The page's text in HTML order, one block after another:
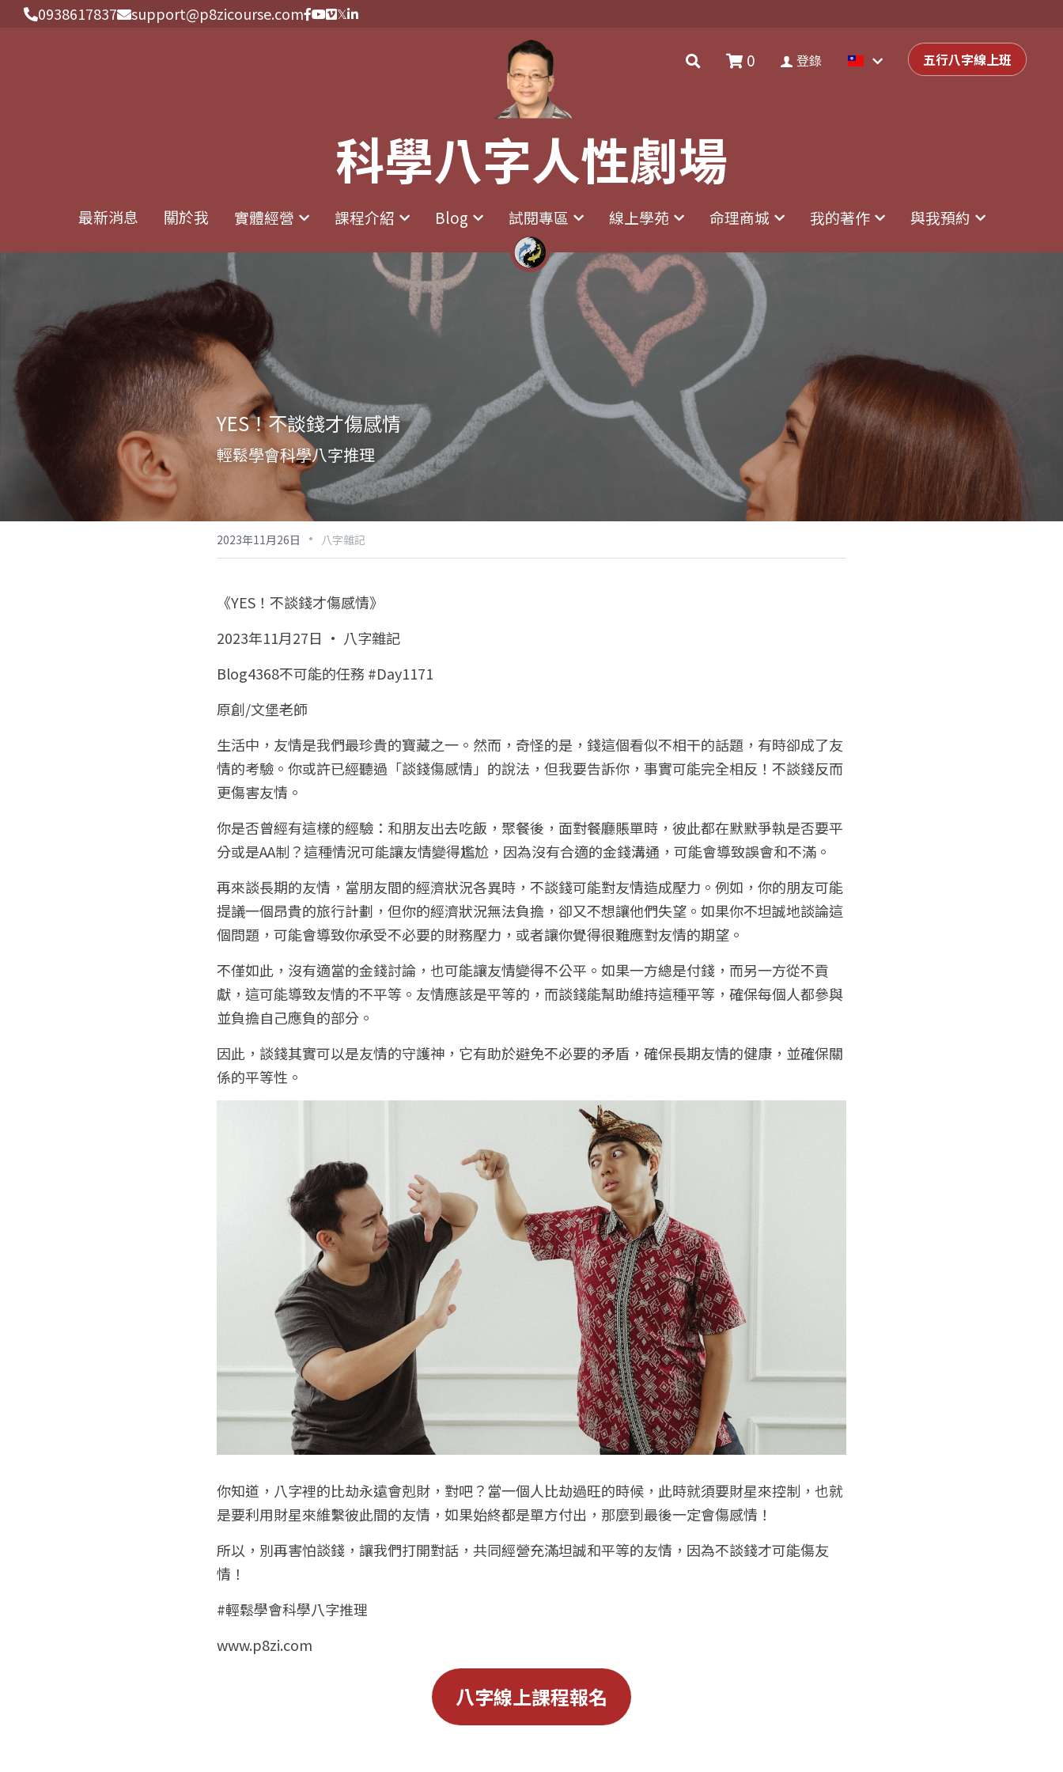
0938617837 support@p8zicourse.com
科學八字人性劇場
最新消息 關於我 實體經營 課程介紹 Blog 試閱專區 線上學苑 命理商城 我的著作 與我預約
0 登錄 五行八字線上班
0938617837 support@p8zicourse.com
科學八字人性劇場
最新消息 關於我 實體經營 課程介紹 Blog 試閱專區 線上學苑 命理商城 我的著作 與我預約
0 登錄 五行八字線上班
YES！不談錢才傷感情
輕鬆學會科學八字推理
2023年11月26日 · 八字雜記
《YES！不談錢才傷感情》
2023年11月27日 · 八字雜記
Blog4368不可能的任務 #Day1171
原創/文堡老師
生活中，友情是我們最珍貴的寶藏之一。然而，奇怪的是，錢這個看似不相干的話題，有時卻成了友
情的考驗。你或許已經聽過「談錢傷感情」的說法，但我要告訴你，事實可能完全相反！不談錢反而
更傷害友情。
你是否曾經有這樣的經驗：和朋友出去吃飯，聚餐後，面對餐廳賬單時，彼此都在默默爭執是否要平
分或是AA制？這種情況可能讓友情變得尷尬，因為沒有合適的金錢溝通，可能會導致誤會和不滿。
再來談長期的友情，當朋友間的經濟狀況各異時，不談錢可能對友情造成壓力。例如，你的朋友可能
提議一個昂貴的旅行計劃，但你的經濟狀況無法負擔，卻又不想讓他們失望。如果你不坦誠地談論這
個問題，可能會導致你承受不必要的財務壓力，或者讓你覺得很難應對友情的期望。
不僅如此，沒有適當的金錢討論，也可能讓友情變得不公平。如果一方總是付錢，而另一方從不貢
獻，這可能導致友情的不平等。友情應該是平等的，而談錢能幫助維持這種平等，確保每個人都參與
並負擔自己應負的部分。
因此，談錢其實可以是友情的守護神，它有助於避免不必要的矛盾，確保長期友情的健康，並確保關
係的平等性。
你知道，八字裡的比劫永遠會剋財，對吧？當一個人比劫過旺的時候，此時就須要財星來控制，也就
是要利用財星來維繫彼此間的友情，如果始終都是單方付出，那麼到最後一定會傷感情！
所以，別再害怕談錢，讓我們打開對話，共同經營充滿坦誠和平等的友情，因為不談錢才可能傷友
情！
#輕鬆學會科學八字推理
www.p8zi.com
八字線上課程報名